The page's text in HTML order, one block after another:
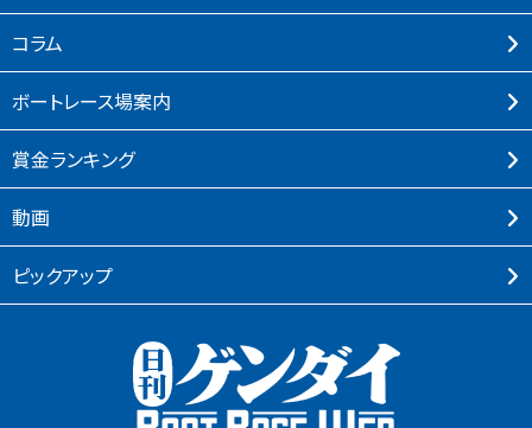
コラム
ボートレース場案内
賞⾦ランキング
動画
ピックアップ